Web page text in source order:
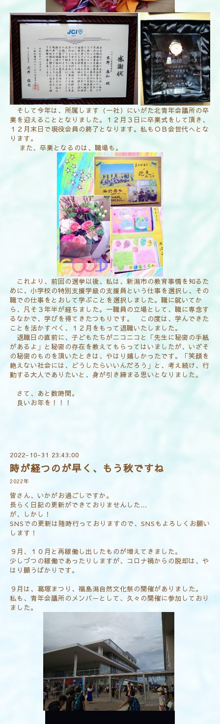
そして今年は、所属します（一社）にいがた北青年会議所の卒
業を迎えることとなりました。１２月３日に卒業式をして頂き、
１２月末日で現役会員の終了となります。私もＯＢ会世代へとな
ります。
また、卒業となるのは、職場も。
これより、前回の選挙以後、私は、新潟市の教育事情を知るた
めに、小学校の特別支援学級の支援員という仕事を選択し、その
職での仕事をとおして学ぶことを選択しました。職に就いてか
ら、凡そ３年半が経ちました。一職員の立場として、職に専念す
るなかで、学びを得てきたつもりです。 この度は、学んできた
ことを活かすべく、１２月をもって退職いたしました。
退職日の直前に、子どもたちがニコニコと「先生に秘密の手紙
があるよ」と秘密の存在を教えてもらってはいましたが、いざそ
の秘密のものを頂いたときは、やはり嬉しかったです。「笑顔を
絶えない社会には、どうしたらいいんだろう」と、考え続け、行
動する大人でありたいと、身が引き締まる思いとなりました。
さて、あと数時間。
良いお年を！！！
2022-10-31 23:43:00
時が経つのが早く、もう秋ですね
2022年
皆さん、いかがお過ごしですか。
長らく日記の更新ができておりませんした…
が、しかし！
SNSでの更新は随時行っておりますので、SNSもよろしくお願い
します！
９月、１０月と再稼働し出したものが増えてきました。
少しづつの稼働であったりしますが、コロナ禍からの脱却は、や
はり願うばかりです。
９月は、葛塚まつり、福島潟自然文化祭の開催がありました。
私も、青年会議所のメンバーとして、久々の開催に参加しており
ました。